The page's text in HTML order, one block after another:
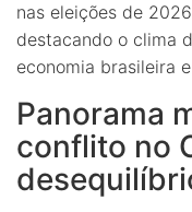
nas eleições de
destacando o clima
economia brasileira
Panorama
conflito no